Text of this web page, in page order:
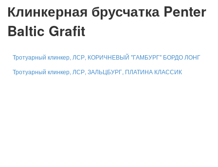
Клинкерная брусчатка Penter
Baltic Grafit
Тротуарный клинкер, ЛСР, КОРИЧНЕВЫЙ "ГАМБУРГ" БОРДО ЛОНГ
Тротуарный клинкер, ЛСР, ЗАЛЬЦБУРГ, ПЛАТИНА КЛАССИК